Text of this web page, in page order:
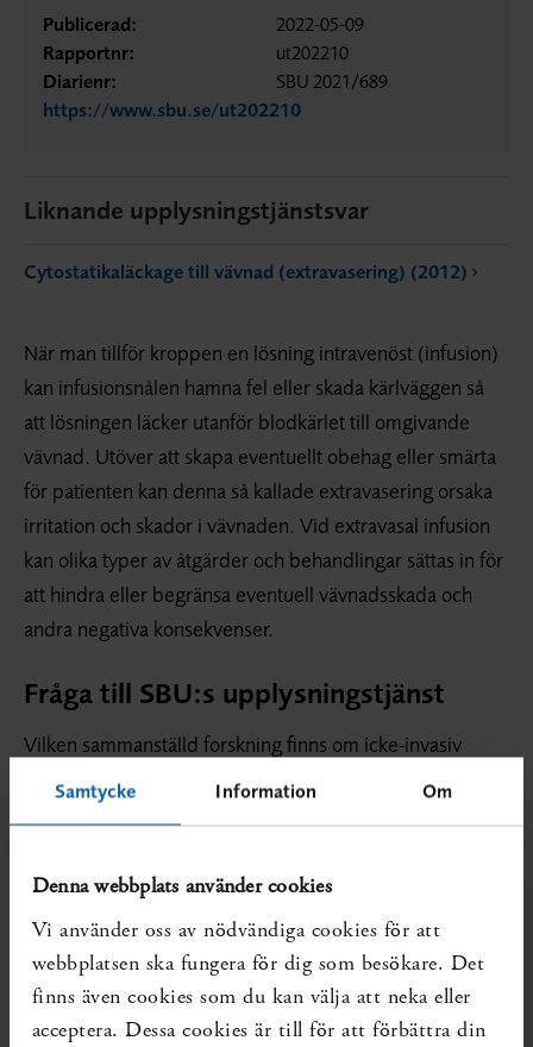
Samtycke Information Om
Denna webbplats använder cookies
Vi använder oss av nödvändiga cookies för att
webbplatsen ska fungera för dig som besökare. Det
finns även cookies som du kan välja att neka eller
acceptera. Dessa cookies är till för att förbättra din
Publicerad:
2022-05-09
Rapportnr:
ut202210
Diarienr:
SBU 2021/689
https://www.sbu.se/ut202210
Liknande upplysningstjänstsvar
Cytostatikaläckage till vävnad (extravasering) (2012)
När man tillför kroppen en lösning intravenöst (infusion)
kan infusionsnålen hamna fel eller skada kärlväggen så
att lösningen läcker utanför blodkärlet till omgivande
vävnad. Utöver att skapa eventuellt obehag eller smärta
för patienten kan denna så kallade extravasering orsaka
irritation och skador i vävnaden. Vid extravasal infusion
kan olika typer av åtgärder och behandlingar sättas in för
att hindra eller begränsa eventuell vävnadsskada och
andra negativa konsekvenser.
Fråga till SBU:s upplysningstjänst
Vilken sammanställd forskning finns om icke-invasiv
behandling vid extravasering av intravenösa infusioner?
Frågeställare:Regional chefsjuksköterska i Region Skåne
Sammanfattning
SBU:s upplysningstjänst har efter litteratursökning inte
identifierat någon relevant systematisk översikt som
undersökt effekten av en icke-invasiv åtgärd eller